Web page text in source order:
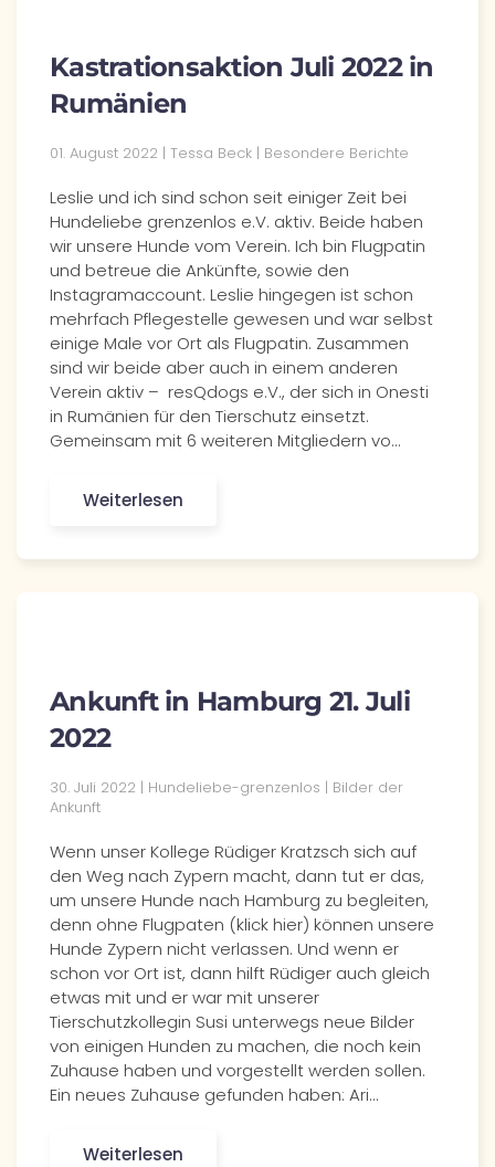
Kastrationsaktion Juli 2022 in
Rumänien
01. August 2022 | Tessa Beck | Besondere Berichte
Leslie und ich sind schon seit einiger Zeit bei
Hundeliebe grenzenlos e.V. aktiv. Beide haben
wir unsere Hunde vom Verein. Ich bin Flugpatin
und betreue die Ankünfte, sowie den
Instagramaccount. Leslie hingegen ist schon
mehrfach Pflegestelle gewesen und war selbst
einige Male vor Ort als Flugpatin. Zusammen
sind wir beide aber auch in einem anderen
Verein aktiv – resQdogs e.V., der sich in Onesti
in Rumänien für den Tierschutz einsetzt.
Gemeinsam mit 6 weiteren Mitgliedern vo…
Weiterlesen
Ankunft in Hamburg 21. Juli
2022
30. Juli 2022 | Hundeliebe-grenzenlos | Bilder der
Ankunft
Wenn unser Kollege Rüdiger Kratzsch sich auf
den Weg nach Zypern macht, dann tut er das,
um unsere Hunde nach Hamburg zu begleiten,
denn ohne Flugpaten (klick hier) können unsere
Hunde Zypern nicht verlassen. Und wenn er
schon vor Ort ist, dann hilft Rüdiger auch gleich
etwas mit und er war mit unserer
Tierschutzkollegin Susi unterwegs neue Bilder
von einigen Hunden zu machen, die noch kein
Zuhause haben und vorgestellt werden sollen.
Ein neues Zuhause gefunden haben: Ari…
Weiterlesen